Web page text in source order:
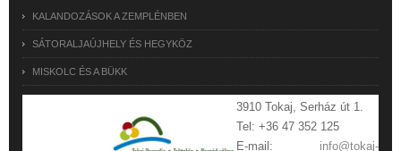
KALANDOZÁSOK A ZEMPLÉNBEN
SÁTORALJAÚJHELY ÉS HEGYKÖZ
MISKOLC ÉS A BÜKK
3910 Tokaj, Serház út 1.
Tel: +36 47 352 125
E-mail: info@tokaj-